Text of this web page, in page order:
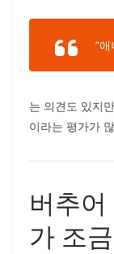
“
는 의견도 있지
이라는 평가가
버추
가 조